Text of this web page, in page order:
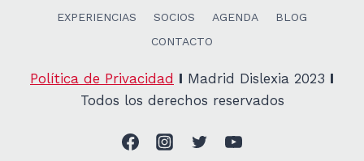
EXPERIENCIAS
SOCIOS AGENDA
BLOG
CONTACTO
Política de Privacidad I Madrid Dislexia 2023 I
Todos los derechos reservados